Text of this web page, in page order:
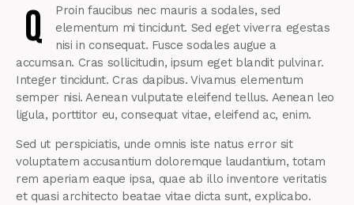
Q
Proin faucibus nec mauris a sodales, sed
elementum mi tincidunt. Sed eget viverra egestas
nisi in consequat. Fusce sodales augue a
accumsan. Cras sollicitudin, ipsum eget blandit pulvinar.
Integer tincidunt. Cras dapibus. Vivamus elementum
semper nisi. Aenean vulputate eleifend tellus. Aenean leo
ligula, porttitor eu, consequat vitae, eleifend ac, enim.
Sed ut perspiciatis, unde omnis iste natus error sit
voluptatem accusantium doloremque laudantium, totam
rem aperiam eaque ipsa, quae ab illo inventore veritatis
et quasi architecto beatae vitae dicta sunt, explicabo.